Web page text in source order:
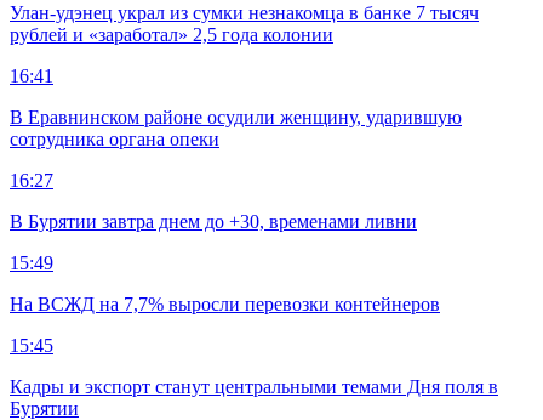
Улан-удэнец украл из сумки незнакомца в банке 7 тысяч
рублей и «заработал» 2,5 года колонии
16:41
В Еравнинском районе осудили женщину, ударившую
сотрудника органа опеки
16:27
В Бурятии завтра днем до +30, временами ливни
15:49
На ВСЖД на 7,7% выросли перевозки контейнеров
15:45
Кадры и экспорт станут центральными темами Дня поля в
Бурятии